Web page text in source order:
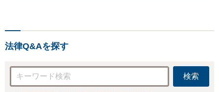
弟、親戚とのトラブル
沢駅30秒】
法律Q&Aを探す
検索